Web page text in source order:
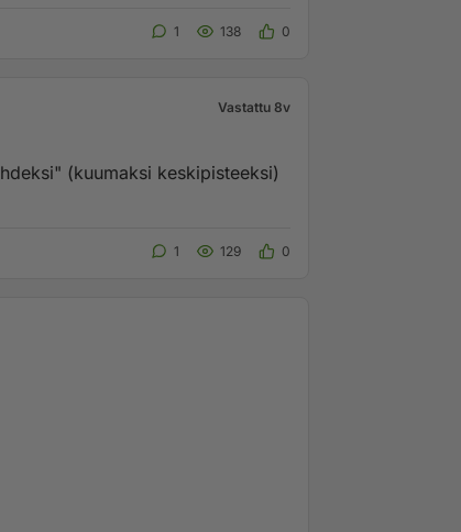
1 138 0
Vastattu 8v
(kuumaksi keskipisteeksi)
1 129 0